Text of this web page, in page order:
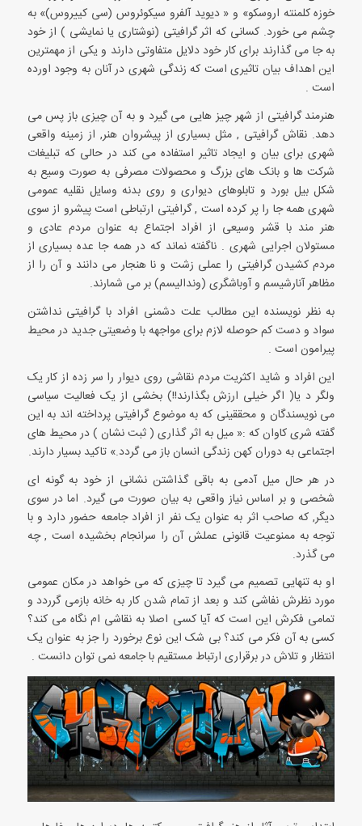
خوزه کلمنته اروسکو» و « دیوید آلفرو سیکوئروس (سی کییروس)» به
چشم می خورد. کسانی که اثر گرافیتی (نوشتاری یا نمایشی ) از خود
به جا می گذارند برای کار خود دلایل متفاوتی دارند و یکی از مهمترین
این اهداف بیان تاثیری است که زندگی شهری در آنان به وجود اورده
است .
هنرمند گرافیتی از شهر چیز هایی می گیرد و به آن چیزی باز پس می
دهد. نقاش گرافیتی , مثل بسیاری از پیشروان هنر, از زمینه واقعی
شهری برای بیان و ایجاد تاثیر استفاده می کند در حالی که تبلیغات
شرکت ها و بانک های بزرگ و محصولات مصرفی به صورت وسیع به
شکل بیل بورد و تابلوهای دیواری و روی بدنه وسایل نقلیه عمومی
شهری همه جا را پر کرده است , گرافیتی ارتباطی است پیشرو از سوی
هنر مند با قشر وسیعی از افراد اجتماع به عنوان مردم عادی و
مستولان اجرایی شهری . ناگفته نماند که در همه جا عده بسیاری از
مردم کشیدن گرافیتی را عملی زشت و نا هنجار می دانند و آن را از
مظاهر آنارشیسم و آوباشگری (وندالیسم) بر می شمارند.
به نظر نویسنده این مطالب علت دشمنی افراد با گرافیتی نداشتن
سواد و دست کم حوصله لازم برای مواجهه با وضعیتی جدید در محیط
پیرامون است .
این افراد و شاید اکثریت مردم نقاشی روی دیوار را سر زده از کار یک
ولگر د یا( اگر خیلی ارزش بگذارند!!) بخشی از یک فعالیت سیاسی
می نویسندگان و محققینی که به موضوع گرافیتی پرداخته اند به این
گفته شری کاوان که :« میل به اثر گذاری ( ثبت نشان ) در محیط های
اجتماعی به دوران کهن زندگی انسان باز می گردد.» تاکید بسیار دارند.
در هر حال میل آدمی به باقی گذاشتن نشانی از خود به گونه ای
شخصی و بر اساس نیاز واقعی به بیان صورت می گیرد. اما در سوی
دیگر, که صاحب اثر به عنوان یک نفر از افراد جامعه حضور دارد و با
توجه به ممنوعیت قانونی عملش آن را سرانجام بخشیده است , چه
می گذرد.
او به تنهایی تصمیم می گیرد تا چیزی که می خواهد در مکان عمومی
مورد نظرش نفاشی کند و بعد از تمام شدن کار به خانه بازمی گرردد و
تمامی فکرش این است که آیا کسی اصلا به نقاشی ام نگاه می کند؟
کسی به آن فکر می کند؟ بی شک این نوع برخورد را جز به عنوان یک
انتظار و تلاش در برقراری ارتباط مستقیم با جامعه نمی توان دانست .